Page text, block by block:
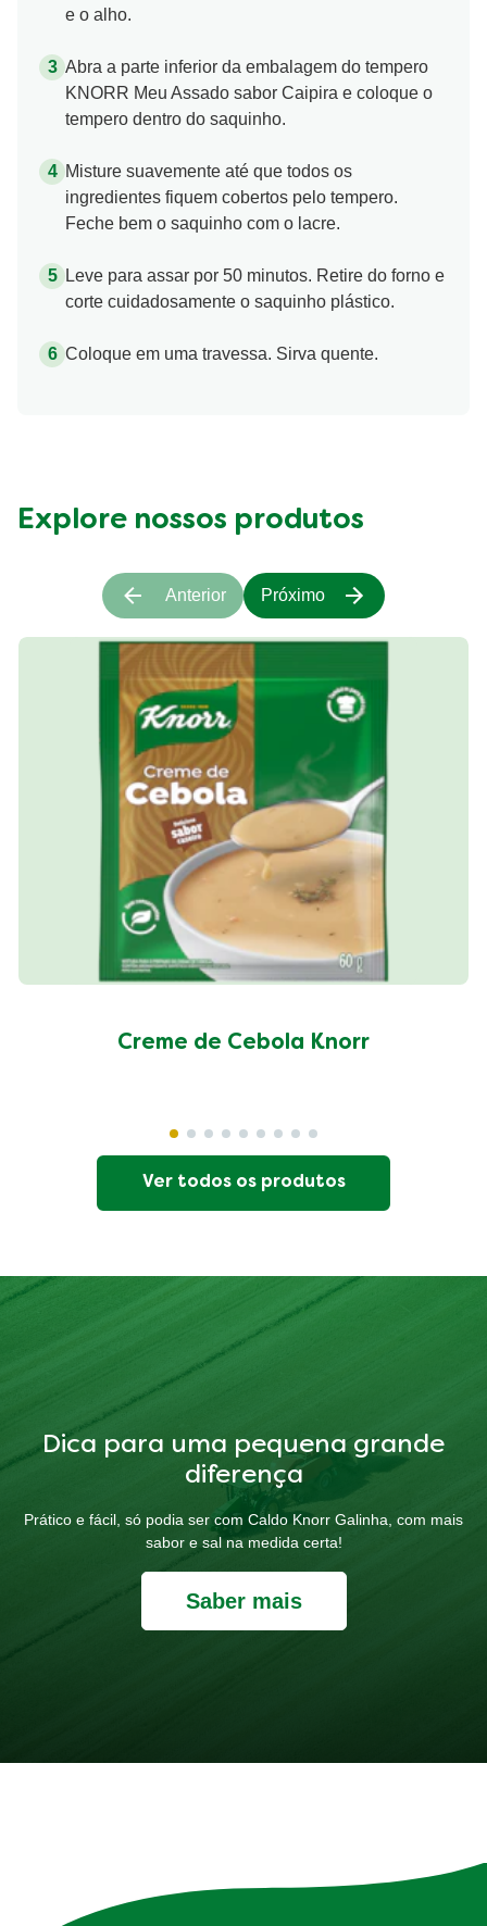
e o alho.
Abra a parte inferior da embalagem do tempero
KNORR Meu Assado sabor Caipira e coloque o
tempero dentro do saquinho.
Misture suavemente até que todos os
ingredientes fiquem cobertos pelo tempero.
Feche bem o saquinho com o lacre.
Leve para assar por 50 minutos. Retire do forno e
corte cuidadosamente o saquinho plástico.
Coloque em uma travessa. Sirva quente.
Explore nossos produtos
Creme de Cebola Knorr
Anterior Próximo
Ver todos os produtos
Dica para uma pequena grande
diferença
Prático e fácil, só podia ser com Caldo Knorr Galinha, com mais
sabor e sal na medida certa!
Saber mais